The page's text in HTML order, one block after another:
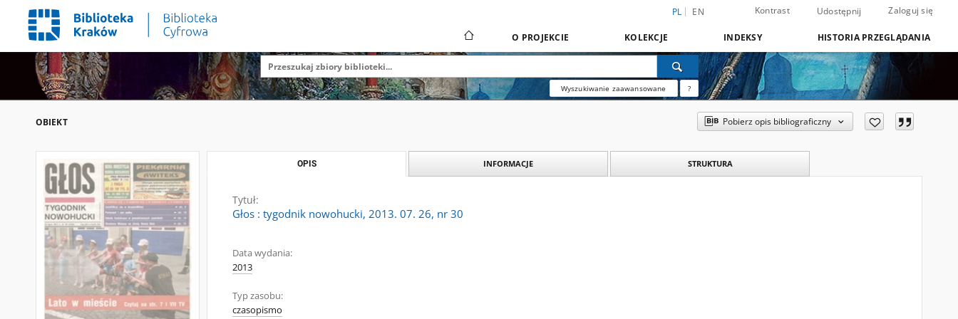
PL EN Kontrast Udostępnij Zaloguj się
O PROJEKCIE KOLEKCJE INDEKSY HISTORIA PRZEGLĄDANIA
Wyszukiwanie zaawansowane ?
OBIEKT Pobierz opis bibliograficzny
OPIS INFORMACJE STRUKTURA
Tytuł:
Głos : tygodnik nowohucki, 2013. 07. 26, nr 30
Data wydania:
2013
Typ zasobu:
czasopismo